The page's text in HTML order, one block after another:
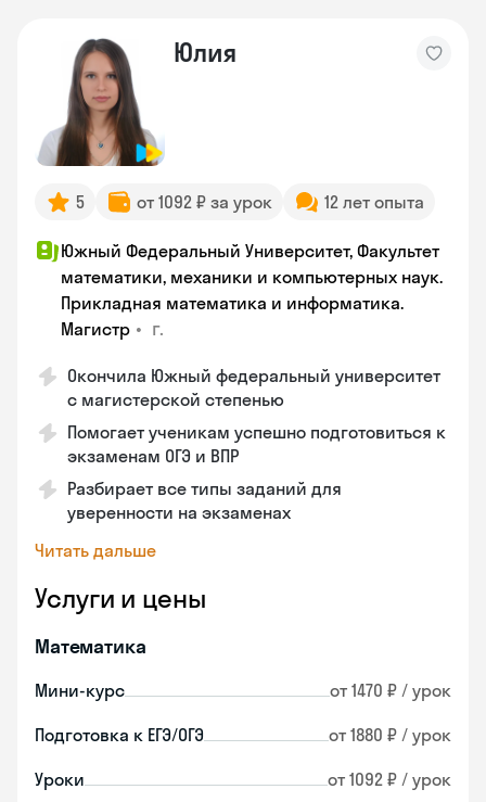
Юлия
5 от 1092 ₽ за урок 12 лет опыта
Южный Федеральный Университет, Факультет
математики, механики и компьютерных наук.
Прикладная математика и информатика.
Магистр • г.
Окончила Южный федеральный университет
с магистерской степенью
Помогает ученикам успешно подготовиться к
экзаменам ОГЭ и ВПР
Разбирает все типы заданий для
уверенности на экзаменах
Читать дальше
Услуги и цены
Математика
Мини-курс от 1470 ₽ / урок
Подготовка к ЕГЭ/ОГЭ от 1880 ₽ / урок
Уроки от 1092 ₽ / урок